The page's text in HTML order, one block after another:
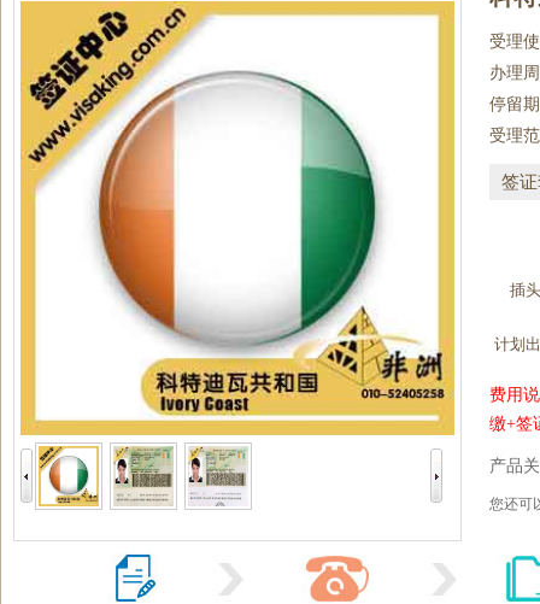
受理
办理
停留
受理
签
插
计划
费用
缴+签
产品
您还